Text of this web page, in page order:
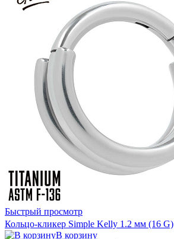
Быстрый просмотр
Кольцо-кликер Simple Kelly 1.2 мм (16 G)
В корзину